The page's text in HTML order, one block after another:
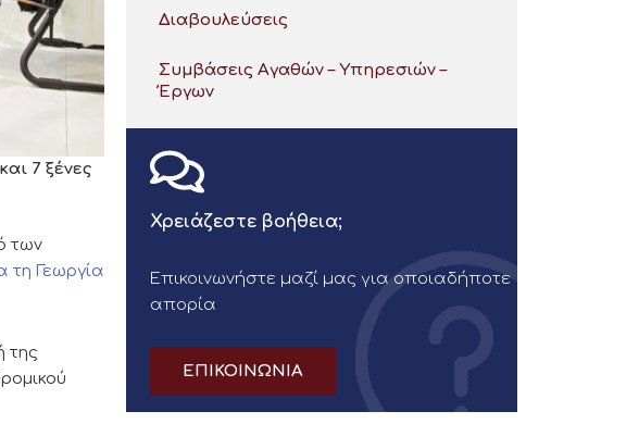
7 ξένες
των
τη Γεωργία
της
Διαβουλεύσεις
Συμβάσεις Αγαθών – Υπηρεσιών –
Έργων
Χρειάζεστε βοήθεια;
Επικοινωνήστε μαζί μας για οποιαδήποτε
απορία
ΕΠΙΚΟΙΝΩΝΙΑ